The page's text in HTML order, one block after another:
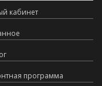
кабинет
программа